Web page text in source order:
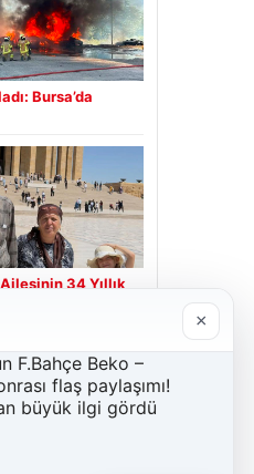
Bursa’da
Ailesinin 34 Yıllık
×